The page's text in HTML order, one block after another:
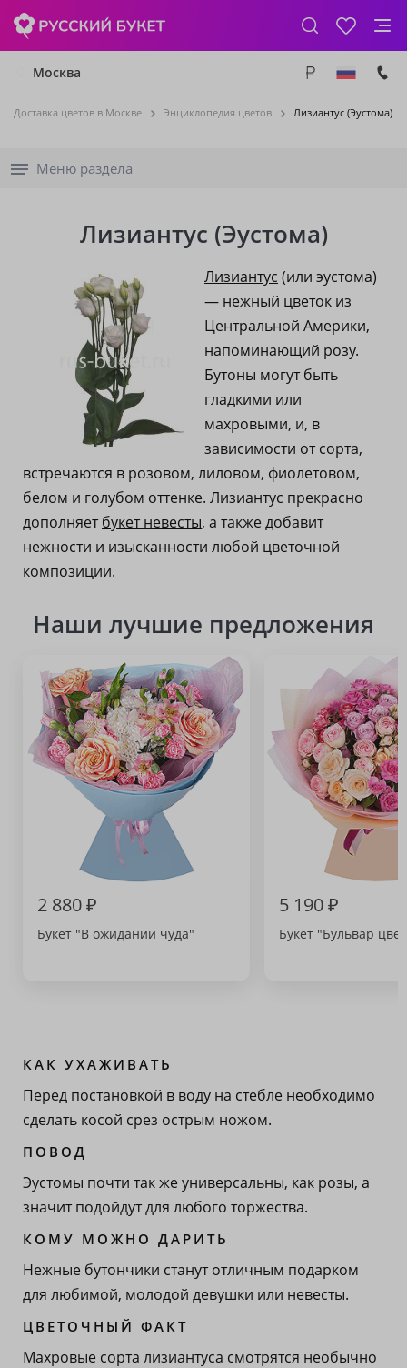
Москва
Доставка цветов в Москве Энциклопедия цветов Лизиантус (Эустома)
Меню раздела
Лизиантус (Эустома)
Лизиантус (или эустома)
— нежный цветок из
Центральной Америки,
напоминающий розу.
Бутоны могут быть
гладкими или
махровыми, и, в
зависимости от сорта,
встречаются в розовом, лиловом, фиолетовом,
белом и голубом оттенке. Лизиантус прекрасно
дополняетбукет невесты, а также добавит
нежности и изысканности любой цветочной
композиции.
Наши лучшие предложения
2 880 ₽
Букет "В ожидании чуда"
5 190 ₽
Букет "Бульвар
КАК УХАЖИВАТЬ
Перед постановкой в воду на стебле необходимо
сделать косой срез острым ножом.
ПОВОД
Эустомы почти так же универсальны, как розы, а
значит подойдут для любого торжества.
КОМУ МОЖНО ДАРИТЬ
Нежные бутончики станут отличным подарком
для любимой, молодой девушки или невесты.
ЦВЕТОЧНЫЙ ФАКТ
Махровые сорта лизиантуса смотрятся необычно